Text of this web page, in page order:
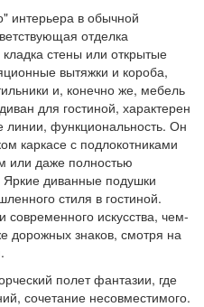
интерьера в обычной
отделка
стены или открытые
вытяжки и короба,
и, конечно же, мебель
для гостиной, характерен
функциональность. Он
каркасе с подлокотниками
или даже полностью
диванные подушки
стиля в гостиной.
искусства, чем-
дорожных знаков, смотря на
полет фантазии, где
сочетание несовместимого.